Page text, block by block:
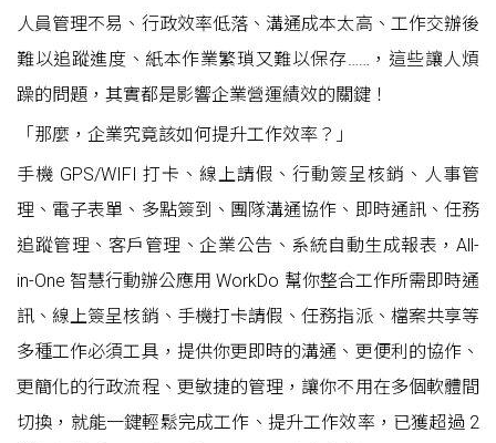
人員管理不易、行政效率低落、溝通成本太高、工作交辦後
難以追蹤進度、紙本作業繁瑣又難以保存……，這些讓人煩
躁的問題，其實都是影響企業營運績效的關鍵！
「那麼，企業究竟該如何提升工作效率？」
手機 GPS/WIFI 打卡、線上請假、行動簽呈核銷、人事管
理、電子表單、多點簽到、團隊溝通協作、即時通訊、任務
追蹤管理、客戶管理、企業公告、系統自動生成報表，All-
in-One 智慧行動辦公應用 WorkDo 幫你整合工作所需即時通
訊、線上簽呈核銷、手機打卡請假、任務指派、檔案共享等
多種工作必須工具，提供你更即時的溝通、更便利的協作、
更簡化的行政流程、更敏捷的管理，讓你不用在多個軟體間
切換，就能一鍵輕鬆完成工作、提升工作效率，已獲超過 2